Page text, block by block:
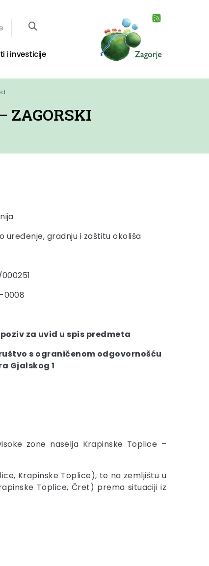
i investicije
ZAGORSKI
uređenje, gradnju i zaštitu okoliša
0008
za uvid u spis predmeta
s ograničenom odgovornošću
Gjalskog 1
zone naselja Krapinske Toplice –
Krapinske Toplice), te na zemljištu u
Toplice, Čret) prema situaciji iz